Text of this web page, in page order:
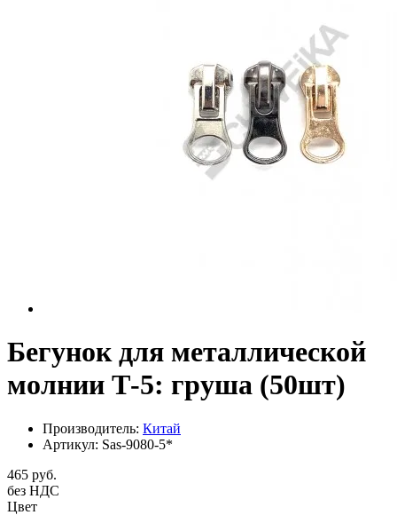
Бегунок для металлической
молнии Т-5: груша (50шт)
Производитель: Китай
Артикул: Sas-9080-5*
465 руб.
без НДС
Цвет